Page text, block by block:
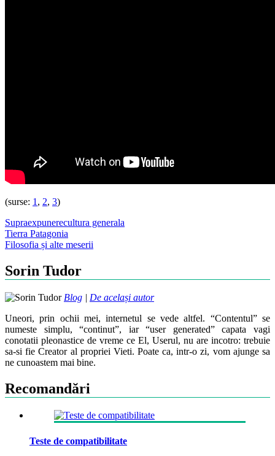
(surse: 1 , 2, 3)
Supraexpunerecultura generala
Post
navigation
Tierra Patagonia
Filosofia și alte meserii
Sorin Tudor
Blog | De același autor
Uneori, prin ochii mei, internetul se vede altfel. “Contentul” se
numeste simplu, “continut”, iar “user generated” capata vagi
conotatii pleonastice de vreme ce El, Userul, nu are incotro: trebuie
sa-si fie Creator al propriei Vieti. Poate ca, intr-o zi, vom ajunge sa
ne cunoastem mai bine.
Recomandări
Teste de compatibilitate